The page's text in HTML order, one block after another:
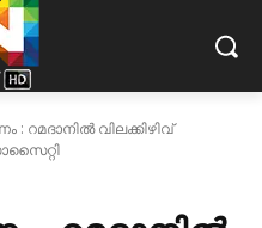
: റമദാനില്‍ വിലക്കിഴിവ്